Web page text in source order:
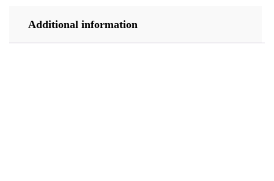
Additional information